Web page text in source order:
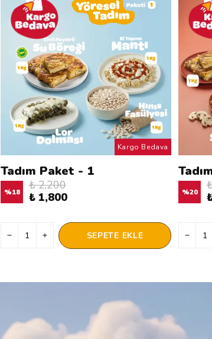
Kargo Bedava
Tadım Paket - 1
%18
₺ 2,200
₺ 1,800
SEPETE EKLE
%20